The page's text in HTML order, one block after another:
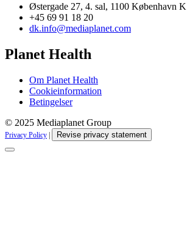
Østergade 27, 4. sal, 1100 København K
+45 69 91 18 20
dk.info@mediaplanet.com
Planet Health
Om Planet Health
Cookieinformation
Betingelser
© 2025 Mediaplanet Group
Privacy Policy Revise privacy statement